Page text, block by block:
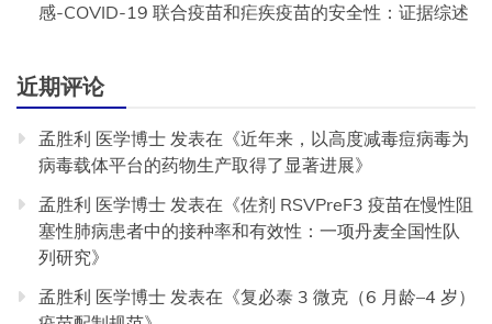
感-COVID-19 联合疫苗和疟疾疫苗的安全性：证据综述
近期评论
孟胜利 医学博士 发表在《近年来，以高度减毒痘病毒为
病毒载体平台的药物生产取得了显著进展》
孟胜利 医学博士 发表在《佐剂 RSVPreF3 疫苗在慢性阻
塞性肺病患者中的接种率和有效性：一项丹麦全国性队
列研究》
孟胜利 医学博士 发表在《复必泰 3 微克（6 月龄–4 岁）